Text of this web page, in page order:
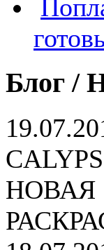
Блог /
НОВАЯ